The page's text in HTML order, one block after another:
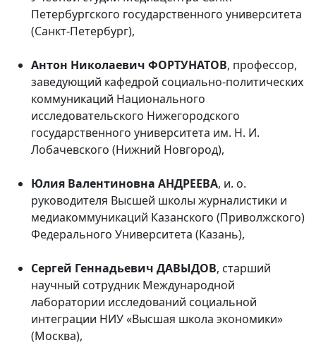
Петербургского государственного университета
(Санкт-Петербург),
Антон Николаевич ФОРТУНАТОВ, профессор,
заведующий кафедрой социально-политических
коммуникаций Национального
исследовательского Нижегородского
государственного университета им. Н. И.
Лобачевского (Нижний Новгород),
Юлия Валентиновна АНДРЕЕВА, и. о.
руководителя Высшей школы журналистики и
медиакоммуникаций Казанского (Приволжского)
Федерального Университета (Казань),
Сергей Геннадьевич ДАВЫДОВ, старший
научный сотрудник Международной
лаборатории исследований социальной
интеграции НИУ «Высшая школа экономики»
(Москва),